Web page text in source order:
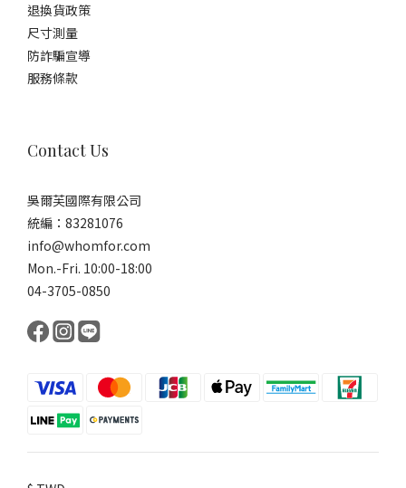
退換貨政策
尺寸測量
防詐騙宣導
服務條款
Contact Us
吳爾芙國際有限公司
統編：83281076
info@whomfor.com
Mon.-Fri. 10:00-18:00
04-3705-0850